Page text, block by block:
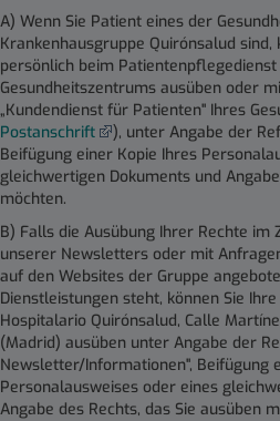
A) Wenn Sie Patient eines der
Krankenhausgruppe Quirónsalud sind,
persönlich beim
Gesundheitszentrums ausüben oder
„Kundendienst für Patienten" Ihres
Postanschrift
), unter Angabe der
Beifügung einer Kopie Ihres
gleichwertigen Dokuments und
möchten.
B) Falls die Ausübung Ihrer Rechte
unserer Newsletters oder mit
auf den Websites der Gruppe
Dienstleistungen steht, können Sie
Hospitalario Quirónsalud, Calle
(Madrid) ausüben unter Angabe der
Newsletter/Informationen", Beifügung
Personalausweises oder eines
Angabe des Rechts, das Sie ausüben